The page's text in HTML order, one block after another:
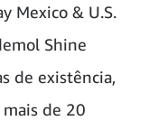
Mexico & U.S.
Shine
de existência,
de 20